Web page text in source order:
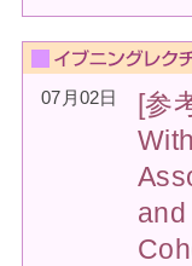
07月02日
[参